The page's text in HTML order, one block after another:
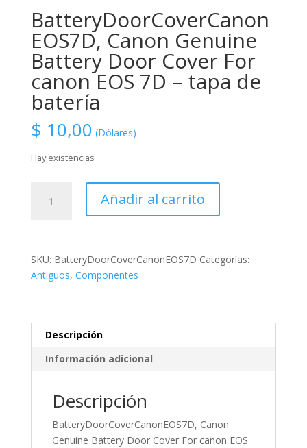
BatteryDoorCoverCanon
EOS7D, Canon Genuine
Battery Door Cover For
canon EOS 7D – tapa de
batería
$ 10,00 (Dólares)
Hay existencias
Canon
-
tapa
batería
cantidad
Añadir al carrito
SKU: BatteryDoorCoverCanonEOS7D Categorías:
Antiguos, Componentes
Descripción
Información adicional
Descripción
BatteryDoorCoverCanonEOS7D, Canon
Genuine Battery Door Cover For canon EOS